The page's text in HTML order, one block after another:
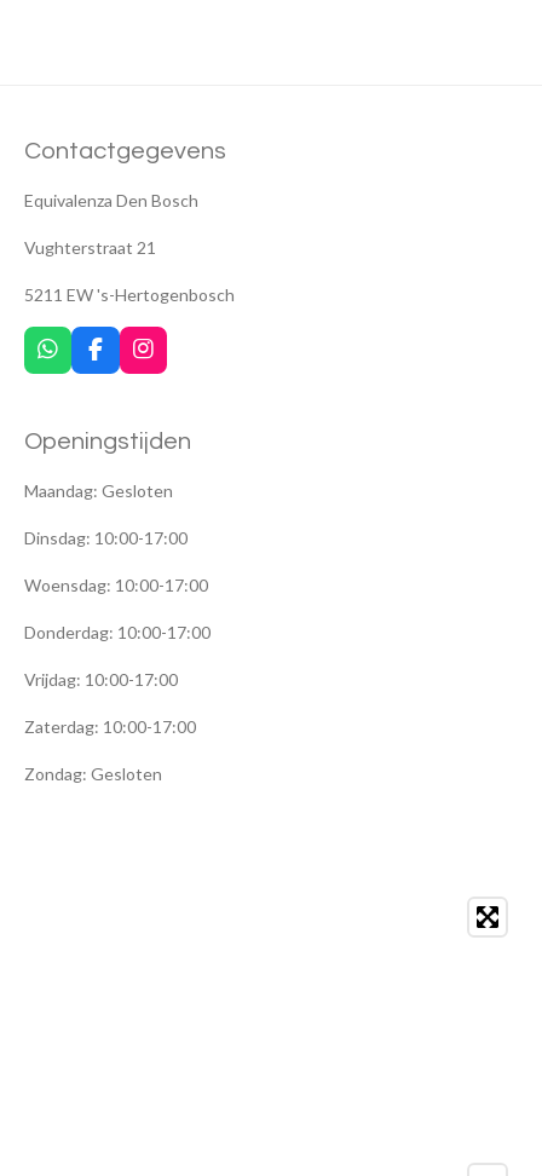
Contactgegevens
Equivalenza Den Bosch
Vughterstraat 21
5211 EW 's-Hertogenbosch
W
h
s
p
F
a
b
o
I
n
a
r
m
Openingstijden
Maandag: Gesloten
Dinsdag: 10:00-17:00
Woensdag: 10:00-17:00
Donderdag: 10:00-17:00
Vrijdag: 10:00-17:00
Zaterdag: 10:00-17:00
Zondag: Gesloten